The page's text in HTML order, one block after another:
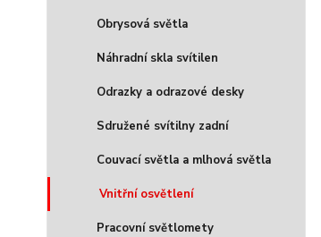
Obrysová světla
Náhradní skla svítilen
Odrazky a odrazové desky
Sdružené svítilny zadní
Couvací světla a mlhová světla
Vnitřní osvětlení
Pracovní světlomety